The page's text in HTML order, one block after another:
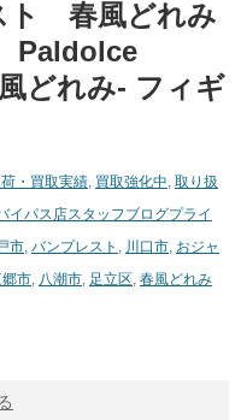
ト 春風どれみ
​Paldolce
どれみ- フィギ
・買取実績, 買取強化中, 取り扱
イパス店スタッフブログプライ
市, バンプレスト , 川口市, おジャ
市, 八潮市, 足立区, 春風どれみ